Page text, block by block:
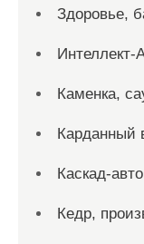
Здоровье,
Интеллект-
Каменка,
Карданный
Каскад-
Кедр,